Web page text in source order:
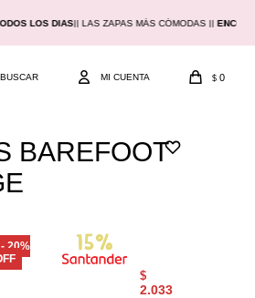
LOS DIAS|| LAS ZAPAS MÁS CÓMODAS ||
$ 0
BAREFOOT
20
$
2.033